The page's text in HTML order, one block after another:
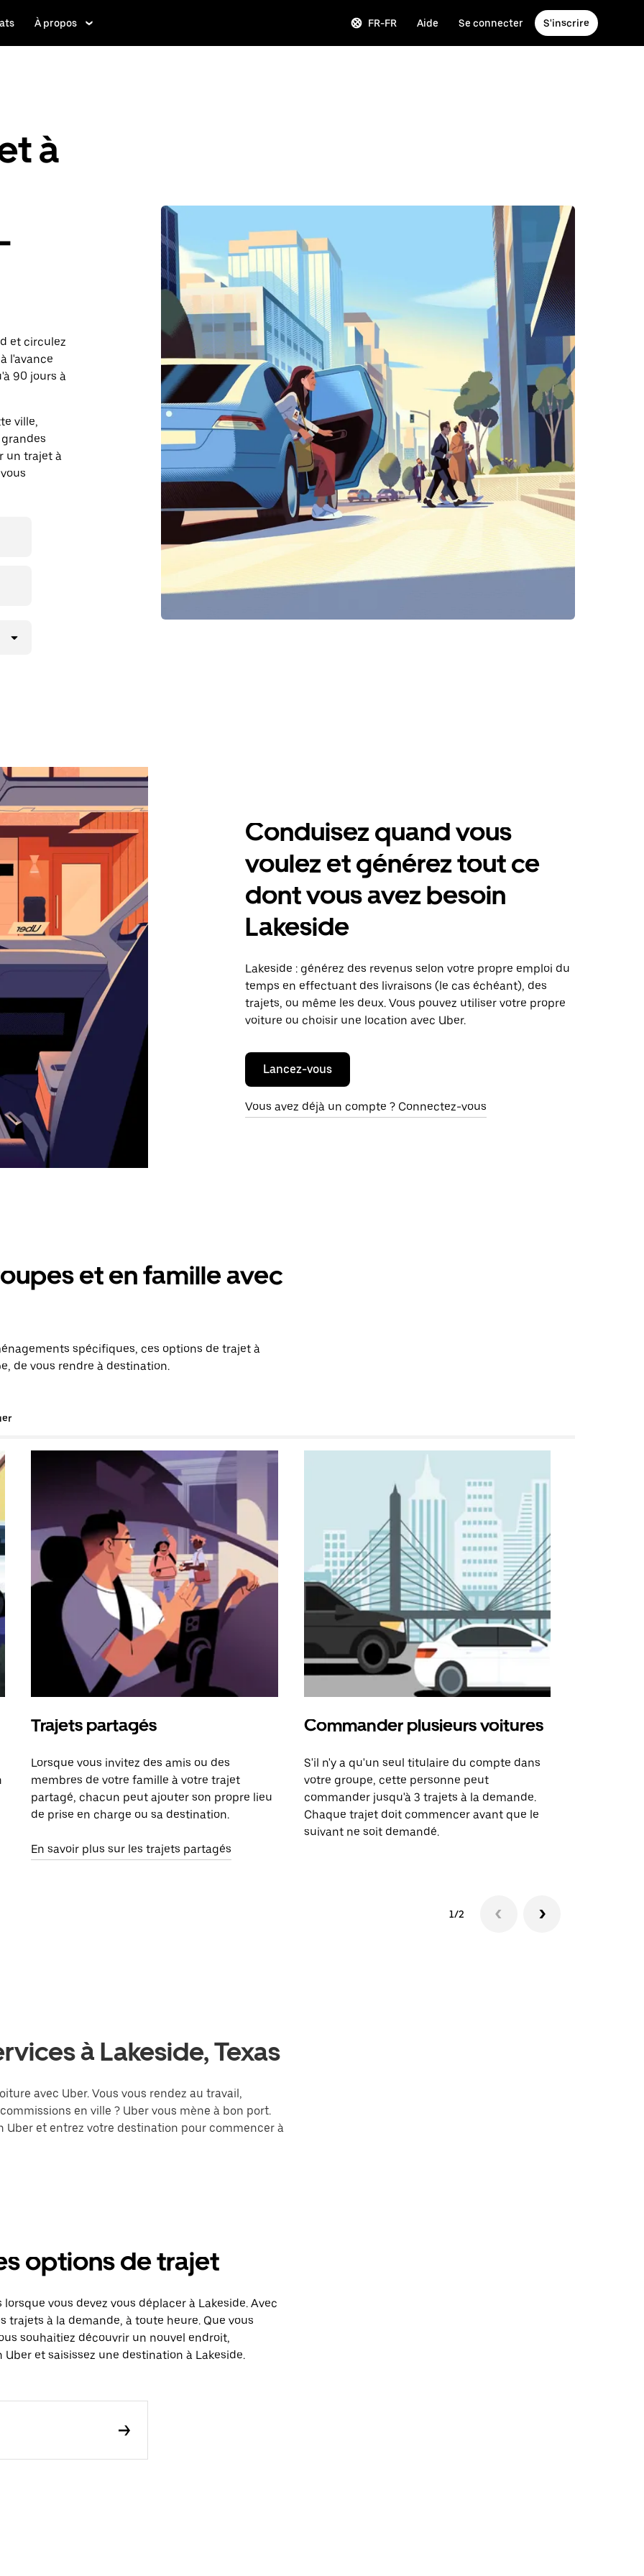
À propos FR-FR Aide Se connecter S'inscrire
à
et circulez
l'avance
90 jours à
ville,
un trajet à
Conduisez quand vous
voulez et générez tout ce
dont vous avez besoin
Lakeside
Lakeside : générez des revenus selon votre propre emploi du
temps en effectuant des livraisons (le cas échéant), des
trajets, ou même les deux. Vous pouvez utiliser votre propre
voiture ou choisir une location avec Uber.
Lancez-vous
Vous avez déjà un compte ? Connectez-vous
et en famille avec
spécifiques, ces options de trajet à
de vous rendre à destination.
Trajets partagés
Lorsque vous invitez des amis ou des
membres de votre famille à votre trajet
partagé, chacun peut ajouter son propre lieu
de prise en charge ou sa destination.
En savoir plus sur les trajets partagés
Commander plusieurs voitures
S'il n'y a qu'un seul titulaire du compte dans
votre groupe, cette personne peut
commander jusqu'à 3 trajets à la demande.
Chaque trajet doit commencer avant que le
suivant ne soit demandé.
1/2
à Lakeside, Texas
avec Uber. Vous vous rendez au travail,
en ville ? Uber vous mène à bon port.
Uber et entrez votre destination pour commencer à
options de trajet
vous devez vous déplacer à Lakeside. Avec
trajets à la demande, à toute heure. Que vous
souhaitiez découvrir un nouvel endroit,
et saisissez une destination à Lakeside.